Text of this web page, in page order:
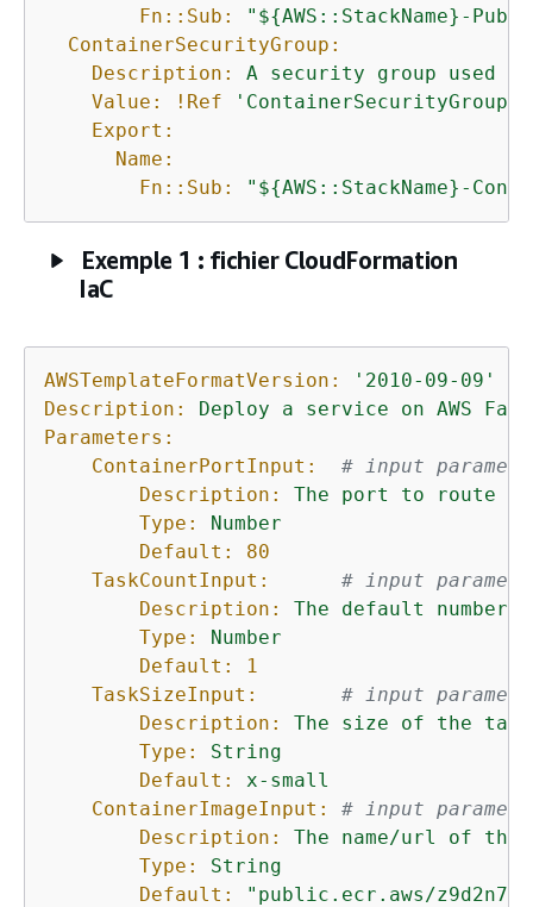
Fn::Sub:
"${AWS::StackName}-
ContainerSecurityGroup:
Description:
A security group used
Value:
!Ref
'ContainerSecurityGroup'
Export:
Name:
Fn::Sub:
"${AWS::StackName}-
Exemple 1 : fichier CloudFormation
IaC
AWSTemplateFormatVersion:
'2010-09-09'
Description:
Deploy a service on AWS
Parameters:
ContainerPortInput:
# input
Description:
The port to route
Type:
Number
Default:
80
TaskCountInput:
# input
Description:
The default number
Type:
Number
Default:
1
TaskSizeInput:
# input
Description:
The size of the
task
Type:
String
Default:
x-small
ContainerImageInput:
# input
Description:
The name/url of the
Type:
String
Default:
"public.ecr.aws/